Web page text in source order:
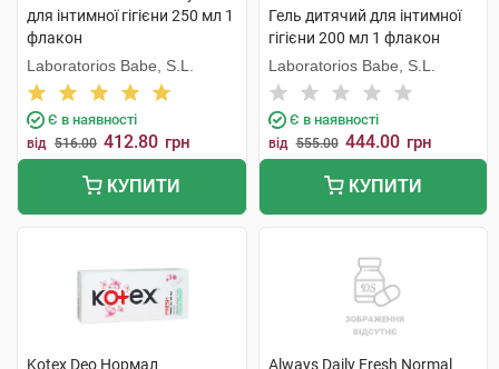
для інтимної гігієни 250 мл 1
флакон
Laboratorios Babe, S.L.
Є в наявності
від 516.00 412.80 грн
КУПИТИ
Гель дитячий для інтимної
гігієни 200 мл 1 флакон
Laboratorios Babe, S.L.
Є в наявності
від 555.00 444.00 грн
КУПИТИ
Kotex Deo Нормал
Always Daily Fresh Normal